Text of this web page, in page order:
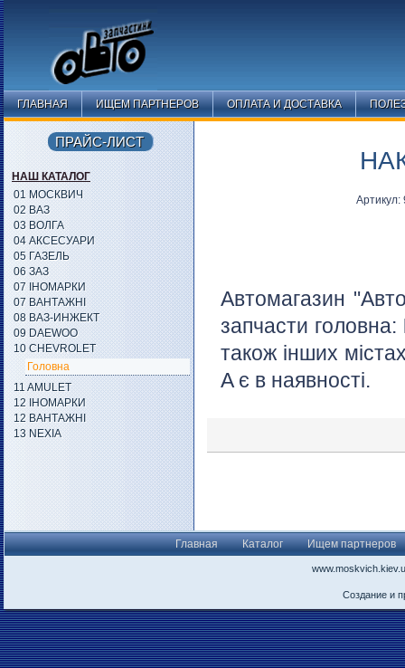
ГЛАВНАЯ ИЩЕМ ПАРТНЕРОВ ОПЛАТА И ДОСТАВКА
Автомагазин
запчасти головна:
також інших
A є в наявності.
ПРАЙС-ЛИСТ
НАШ КАТАЛОГ
01 МОСКВИЧ
02 ВАЗ
03 ВОЛГА
04 АКСЕСУАРИ
05 ГАЗЕЛЬ
06 ЗАЗ
07 ІНОМАРКИ
07 ВАНТАЖНІ
08 ВАЗ-ИНЖЕКТ
09 DAEWOO
10 CHEVROLET
Головна
11 AMULET
12 ІНОМАРКИ
12 ВАНТАЖНІ
13 NEXIA
Главная Каталог Ищем партнеров
Создание и